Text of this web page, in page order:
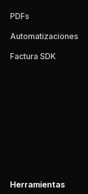
PDFs
Automatizaciones
Factura SDK
Herramientas